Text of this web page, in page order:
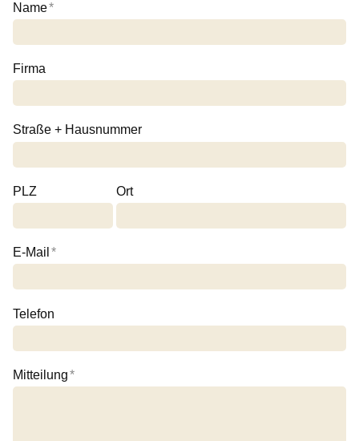
Name*
Firma
Straße + Hausnummer
PLZ Ort
E-Mail *
Telefon
Mitteilung*